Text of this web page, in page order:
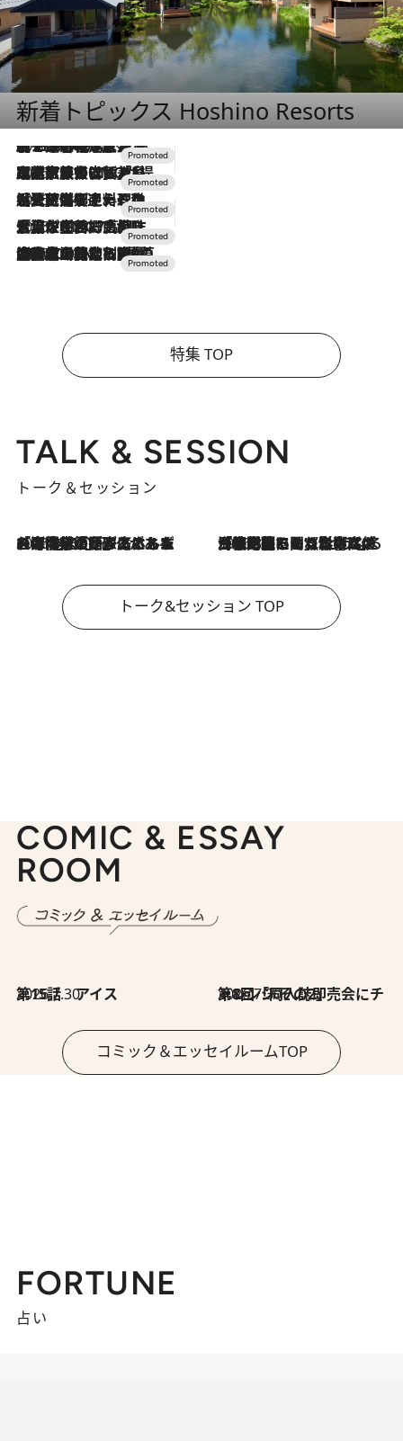
新着トピックス Hoshino Resorts
2026.8.7
【トンボの足水浴】ヒノキの香りに包まれて涼感マックス！約13℃の湧水かけ流しを避暑地「星野温泉 トンボの湯」で体験
2026.7.31
【ホテル帰省】という選択肢をOMOが提案。家族とほどよい距離を保つには「昼は実家、夜は気兼ねなくホテルで！」
2026.7.24
【夏限定ディナーコース】旬を迎える稚鮎や花ズッキーニなどをイタリア・トスカーナの郷土料理の手法で満喫！
2026.7.17
「土佐和ハーブかき氷」がOMO7高知に登場！生姜、山椒、大葉など目にも舌にも涼を呼ぶ郷土の味
2026.7.10
NEW OPEN！【界 草津】名湯の地に誕生。趣の異なる2種の温泉と上州ならではの会席・蕎麦割烹など美食を味わう究極の癒やし旅
特集 TOP
TALK & SESSION
トーク＆セッション
2026.8.3
「今後値上げがあるとすれば…」「リスクがあるのは今年の冬」エネルギー専門家が語る、ホルムズ海峡封鎖が家庭にもたらす“ある心配” 2026.8.3
「住宅建てられない…」「サーチャージ料の高値が続いている」ホルムズ海峡封鎖による影響はいつまで続く？《エネルギー専門家に聞く“どうなる日本の暮らし”》
トーク&セッション TOP
COMIC & ESSAY
ROOM
2026.7.30
第15話 アイス 2026.7.30
第8回「同人誌即売会にチャレンジ その2」
コミック＆エッセイルームTOP
FORTUNE
占い